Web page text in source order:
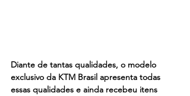
Diante de tantas qualidades, o modelo
exclusivo da KTM Brasil apresenta todas
essas qualidades e ainda recebeu itens